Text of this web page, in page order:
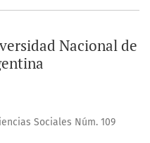
Nacional de
Sociales Núm. 109